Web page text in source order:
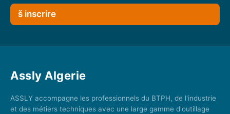
š inscrire
Assly Algerie
ASSLY accompagne les professionnels du BTPH, de l'industrie
et des métiers techniques avec une large gamme d'outillage